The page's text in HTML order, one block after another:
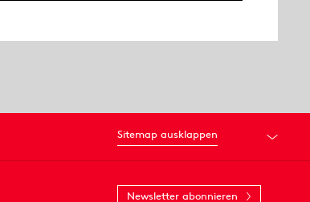
Sitemap ausklappen
Newsletter abonnieren